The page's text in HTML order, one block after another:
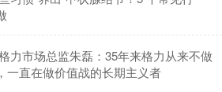
力市场总监朱磊：35年来格力从来不做
一直在做价值战的长期主义者